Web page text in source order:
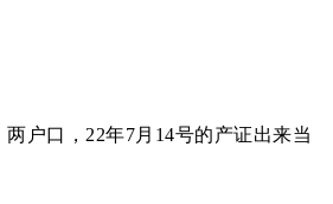
户口，22年7月14号的产证出来当